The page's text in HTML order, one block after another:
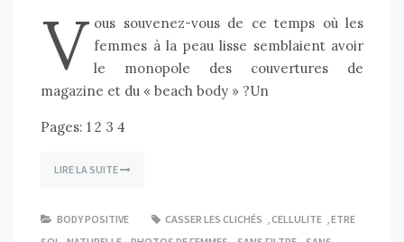
V ous souvenez-vous de ce temps où les
femmes à la peau lisse semblaient avoir
le monopole des couvertures de
magazine et du « beach body » ?Un
Pages: 1 2 3 4
LIRE LA SUITE
BODY POSITIVE CASSER LES CLICHÉS CELLULITE
ETRE